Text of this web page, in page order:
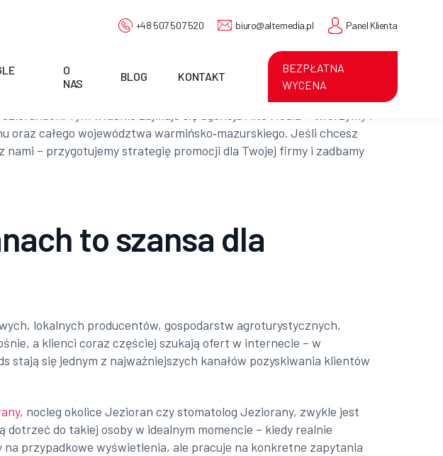
+48 507 507 520 biuro@altemedia.pl Panel Klienta
O
NAS
BLOG KONTAKT
BEZPŁATNA
WYCENA
Tym właśnie zajmuje się agencja Alte Media – tworzymy i
oraz całego województwa warmińsko‑mazurskiego. Jeśli chcesz
– przygotujemy strategię promocji dla Twojej firmy i zadbamy
to szansa dla
lokalnych producentów, gospodarstw agroturystycznych,
a klienci coraz częściej szukają ofert w internecie – w
stają się jednym z najważniejszych kanałów pozyskiwania klientów
, nocleg okolice Jezioran czy stomatolog Jeziorany, zwykle jest
do takiej osoby w idealnym momencie – kiedy realnie
przypadkowe wyświetlenia, ale pracuje na konkretne zapytania